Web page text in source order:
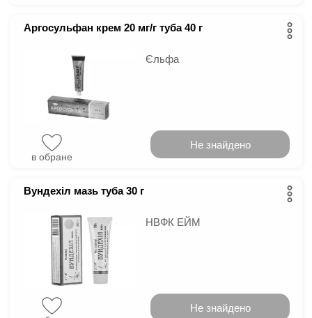
Аргосульфан крем 20 мг/г туба 40 г
Єльфа
в обране
Не знайдено
Вундехіл мазь туба 30 г
НВФК ЕЙМ
Не знайдено